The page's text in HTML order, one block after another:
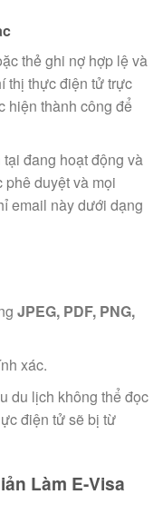
thẻ ghi nợ hợp lệ và
thị thực điện tử trực
hiện thành công để
đang hoạt động và
duyệt và mọi
email này dưới dạng
JPEG, PDF, PNG,
xác.
du lịch không thể đọc
điện tử sẽ bị từ
Làm E-Visa